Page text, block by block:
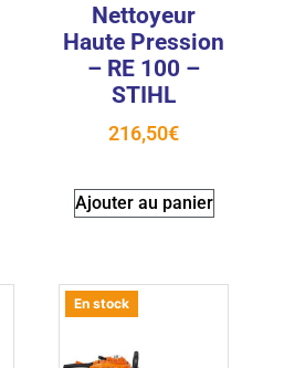
Nettoyeur
Haute Pression
– RE 100 –
STIHL
216,50€
Ajouter au panier
En stock